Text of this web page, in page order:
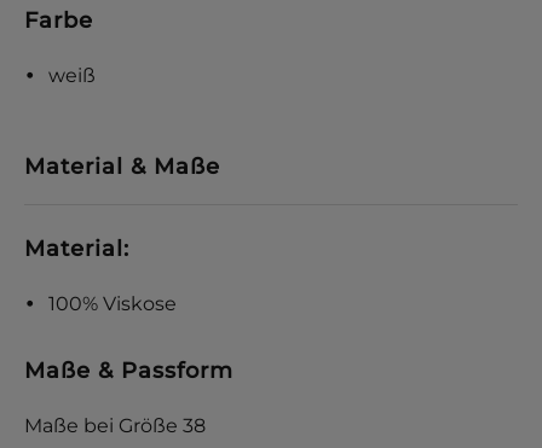
Farbe
weiß
Material & Maße
Material:
100% Viskose
Maße & Passform
Maße bei Größe 38